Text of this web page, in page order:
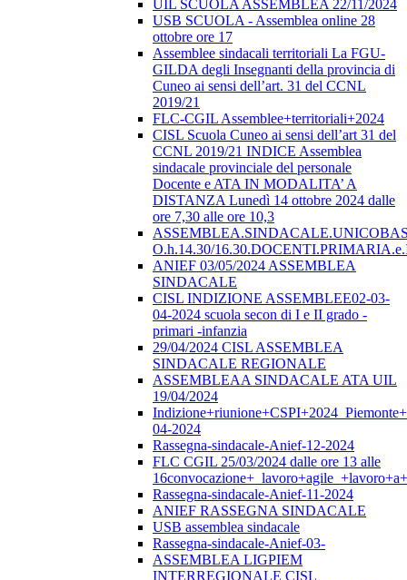
UIL SCUOLA ASSEMBLEA 22/11/2024
USB SCUOLA - Assemblea online 28
ottobre ore 17
Assemblee sindacali territoriali La FGU-
GILDA degli Insegnanti della provincia di
Cuneo ai sensi dell’art. 31 del CCNL
2019/21
FLC-CGIL Assemblee+territoriali+2024
CISL Scuola Cuneo ai sensi dell’art 31 del
CCNL 2019/21 INDICE Assemblea
sindacale provinciale del personale
Docente e ATA IN MODALITA’ A
DISTANZA Lunedì 14 ottobre 2024 dalle
ore 7,30 alle ore 10,3
O.h.14.30/
ANIEF 03/05/2024 ASSEMBLEA
SINDACALE
CISL INDIZIONE ASSEMBLEE02-03-
04-2024 scuola secon di I e II grado -
primari -infanzia
29/04/2024 CISL ASSEMBLEA
SINDACALE REGIONALE
ASSEMBLEAA SINDACALE ATA UIL
19/04/2024
04-2024
Rassegna-sindacale-Anief-12-2024
FLC CGIL 25/03/2024 dalle ore 13 alle
Rassegna-sindacale-Anief-11-2024
ANIEF RASSEGNA SINDACALE
USB assemblea sindacale
Rassegna-sindacale-Anief-03-
ASSEMBLEA LIGPIEM
INTERREGIONALE CISL